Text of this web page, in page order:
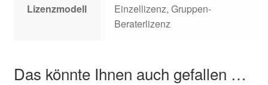
Lizenzmodell
Einzellizenz, Gruppen-
Beraterlizenz
Das könnte Ihnen auch gefallen …